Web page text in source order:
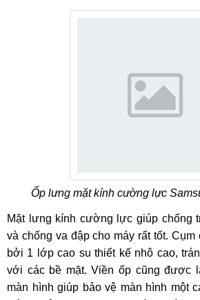
Ốp lưng mặt kính cường lực
Mặt lưng kính cường lực giúp chống
và chống va đập cho máy rất tốt.
bởi 1 lớp cao su thiết kế nhô cao,
với các bề mặt. Viền ốp cũng được
màn hình giúp bảo vệ màn hình một